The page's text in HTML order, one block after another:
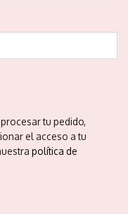
tu pedido,
el acceso a tu
política de